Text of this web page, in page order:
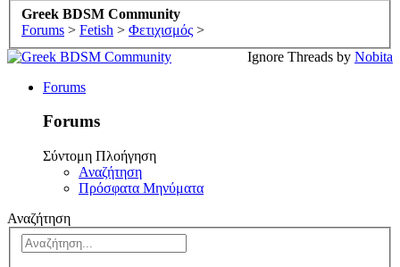
Greek BDSM Community
Forums > Fetish > Φετιχισμός >
Ignore Threads by Nobita
Forums
Forums
Σύντομη Πλοήγηση
Αναζήτηση
Πρόσφατα Μηνύματα
Αναζήτηση